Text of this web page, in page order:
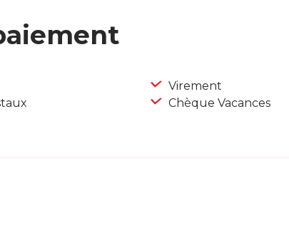
Virement
Chèque Vacances